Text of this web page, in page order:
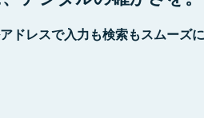
ドレスで入力も検索もスムーズ